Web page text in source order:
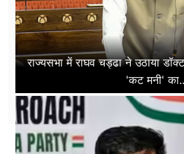
राज्यसभा में राघव चड्ढा ने उठाया
'कट मनी'